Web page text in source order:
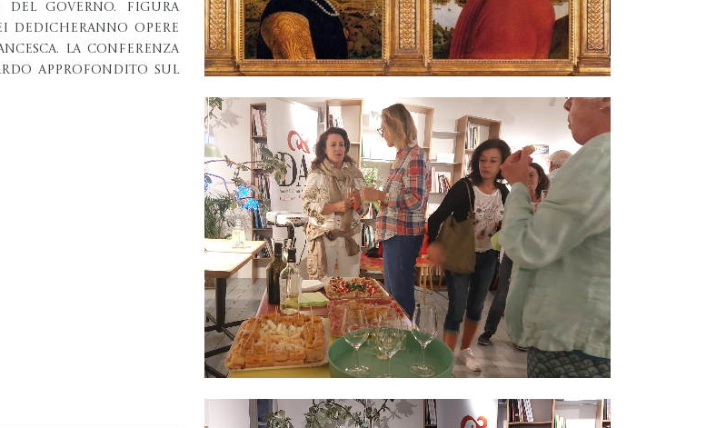
del governo. Figura
dedicheranno opere
La conferenza
approfondito sul